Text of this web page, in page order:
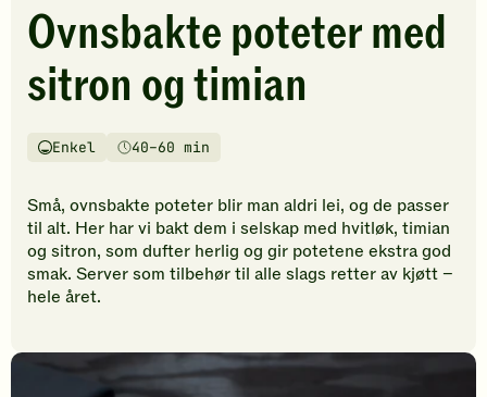
har
foreløpig
ingen
vurderinger.
den
til
å
vurdere
denne
oppskriften.
Ovnsbakte poteter med
sitron og timian
Vanskelighetsgrad
Enkel
Tilberedningstid40–60 min
Små, ovnsbakte poteter blir man aldri lei, og de passer
til alt. Her har vi bakt dem i selskap med hvitløk, timian
og sitron, som dufter herlig og gir potetene ekstra god
smak. Server som tilbehør til alle slags retter av kjøtt –
hele året.